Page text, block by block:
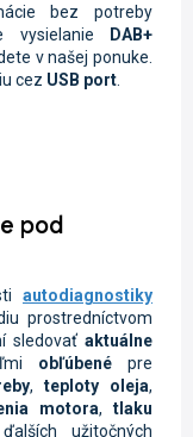
bez potreby
vysielanie
DAB+
v našej ponuke.
cez USB port
pod
autodiagnostiky
prostredníctvom
sledovaťaktuálne
obľúbené pre
, teploty oleja,
motora, tlaku
užitočných